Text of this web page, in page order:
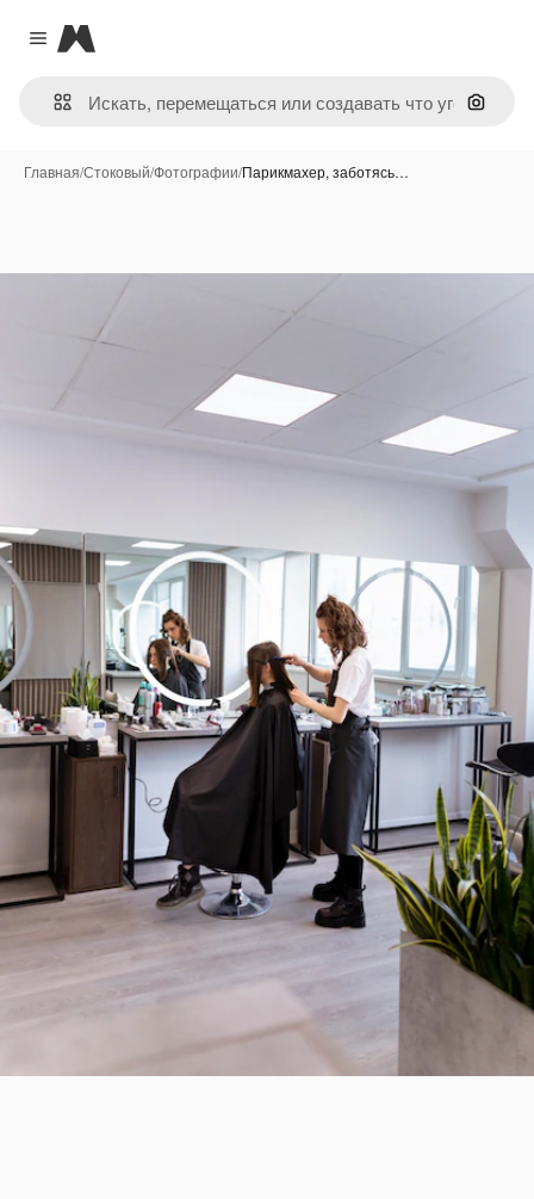
Close menu
Magnific
Поиск
Главная/Стоковый/Фотографии/Парикмахер, заботясь…